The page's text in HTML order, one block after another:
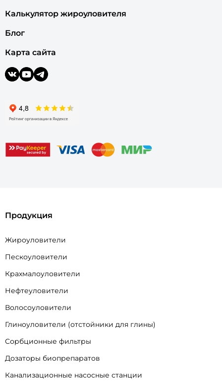
Калькулятор жироуловителя
Блог
Карта сайта
Продукция
Жироуловители
Пескоуловители
Крахмалоуловители
Нефтеуловители
Волосоуловители
Глиноуловители (отстойники для глины)
Сорбционные фильтры
Дозаторы биопрепаратов
Канализационные насосные станции